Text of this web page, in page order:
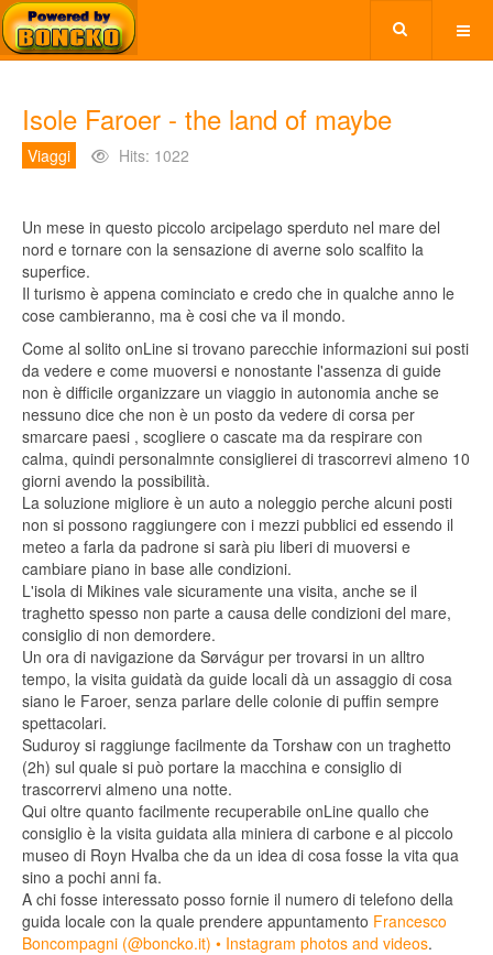
Isole Faroer - the land of maybe
Viaggi Hits: 1022
Un mese in questo piccolo arcipelago sperduto nel mare del
nord e tornare con la sensazione di averne solo scalfito la
superfice.
Il turismo è appena cominciato e credo che in qualche anno le
cose cambieranno, ma è cosi che va il mondo.
Come al solito onLine si trovano parecchie informazioni sui posti
da vedere e come muoversi e nonostante l'assenza di guide
non è difficile organizzare un viaggio in autonomia anche se
nessuno dice che non è un posto da vedere di corsa per
smarcare paesi , scogliere o cascate ma da respirare con
calma, quindi personalmnte consiglierei di trascorrevi almeno 10
giorni avendo la possibilità.
La soluzione migliore è un auto a noleggio perche alcuni posti
non si possono raggiungere con i mezzi pubblici ed essendo il
meteo a farla da padrone si sarà piu liberi di muoversi e
cambiare piano in base alle condizioni.
L'isola di Mikines vale sicuramente una visita, anche se il
traghetto spesso non parte a causa delle condizioni del mare,
consiglio di non demordere.
Un ora di navigazione da Sørvágur per trovarsi in un alltro
tempo, la visita guidatà da guide locali dà un assaggio di cosa
siano le Faroer, senza parlare delle colonie di puffin sempre
spettacolari.
Suduroy si raggiunge facilmente da Torshaw con un traghetto
(2h) sul quale si può portare la macchina e consiglio di
trascorrervi almeno una notte.
Qui oltre quanto facilmente recuperabile onLine quallo che
consiglio è la visita guidata alla miniera di carbone e al piccolo
museo di Royn Hvalba che da un idea di cosa fosse la vita qua
sino a pochi anni fa.
A chi fosse interessato posso fornie il numero di telefono della
guida locale con la quale prendere appuntamento Francesco
Boncompagni (@boncko.it) • Instagram photos and videos.